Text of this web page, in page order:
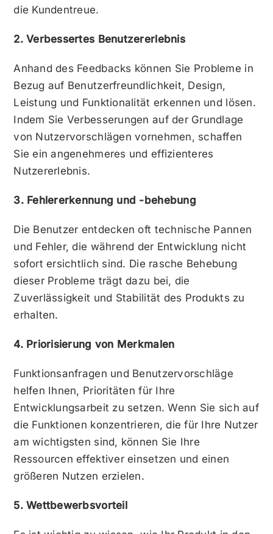
die Kundentreue.
2. Verbessertes Benutzererlebnis
Anhand des Feedbacks können Sie Probleme in
Bezug auf Benutzerfreundlichkeit, Design,
Leistung und Funktionalität erkennen und lösen.
Indem Sie Verbesserungen auf der Grundlage
von Nutzervorschlägen vornehmen, schaffen
Sie ein angenehmeres und effizienteres
Nutzererlebnis.
3. Fehlererkennung und -behebung
Die Benutzer entdecken oft technische Pannen
und Fehler, die während der Entwicklung nicht
sofort ersichtlich sind. Die rasche Behebung
dieser Probleme trägt dazu bei, die
Zuverlässigkeit und Stabilität des Produkts zu
erhalten.
4. Priorisierung von Merkmalen
Funktionsanfragen und Benutzervorschläge
helfen Ihnen, Prioritäten für Ihre
Entwicklungsarbeit zu setzen. Wenn Sie sich auf
die Funktionen konzentrieren, die für Ihre Nutzer
am wichtigsten sind, können Sie Ihre
Ressourcen effektiver einsetzen und einen
größeren Nutzen erzielen.
5. Wettbewerbsvorteil